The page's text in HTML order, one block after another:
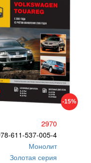
-15%
2970
611-537-005-4
Монолит
Золотая серия